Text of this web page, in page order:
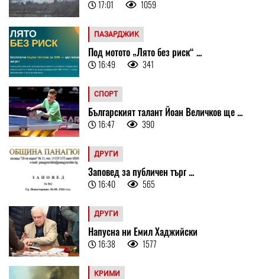
17:01 1059
ПАЗАРДЖИК
Под мотото „Лято без риск“ ...
16:49 341
СПОРТ
Българският талант Йоан Величков ще ...
16:47 390
ДРУГИ
Заповед за публичен търг ...
16:40 565
ДРУГИ
Напусна ни Емил Хаджийски
16:38 1577
КРИМИ